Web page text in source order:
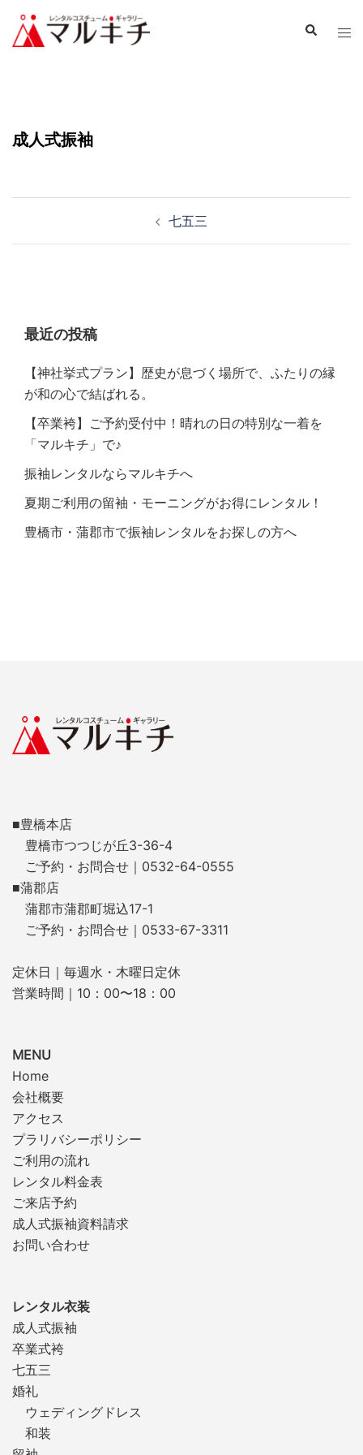
成人式振袖
七五三
最近の投稿
【神社挙式プラン】歴史が息づく場所で、ふたりの縁
が和の心で結ばれる。
【卒業袴】ご予約受付中！晴れの日の特別な一着を
「マルキチ」で♪
振袖レンタルならマルキチへ
夏期ご利用の留袖・モーニングがお得にレンタル！
豊橋市・蒲郡市で振袖レンタルをお探しの方へ
■豊橋本店
豊橋市つつじが丘3-36-4
ご予約・お問合せ｜0532-64-0555
■蒲郡店
蒲郡市蒲郡町堀込17-1
ご予約・お問合せ｜0533-67-3311
定休日｜毎週水・木曜日定休
営業時間｜10：00〜18：00
MENU
Home
会社概要
アクセス
プラリバシーポリシー
ご利用の流れ
レンタル料金表
ご来店予約
成人式振袖資料請求
お問い合わせ
レンタル衣装
成人式振袖
卒業式袴
七五三
婚礼
ウェディングドレス
和装